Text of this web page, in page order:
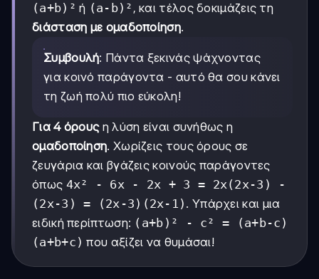
(a+b)² ή (a-b)² , και τέλος δοκιμάζεις τη
διάσταση με ομαδοποίηση.
Συμβουλή: Πάντα ξεκινάς ψάχνοντας
για κοινό παράγοντα - αυτό θα σου κάνει
τη ζωή πολύ πιο εύκολη!
Για 4 όρουςη λύση είναι συνήθως η
ομαδοποίηση. Χωρίζεις τους όρους σε
ζευγάρια και βγάζεις κοινούς παράγοντες
όπως 4x² - 6x - 2x + 3 = 2x(2x-3) -
(2x-3) = (2x-3)(2x-1) . Υπάρχει και μια
ειδική περίπτωση: (a+b)² - c² = (a+b-c)
(a+b+c) που αξίζει να θυμάσαι!